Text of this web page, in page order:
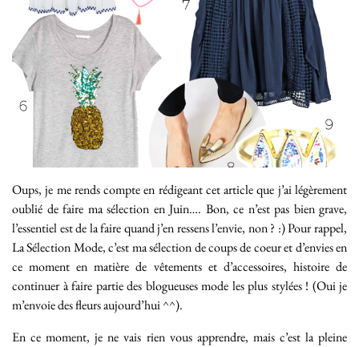
Oups, je me rends compte en rédigeant cet article que j’ai légèrement
oublié de faire ma sélection en Juin…. Bon, ce n’est pas bien grave,
l’essentiel est de la faire quand j’en ressens l’envie, non ? :) Pour rappel,
La Sélection Mode, c’est ma sélection de coups de coeur et d’envies en
ce moment en matière de vêtements et d’accessoires, histoire de
continuer à faire partie des blogueuses mode les plus stylées ! (Oui je
m’envoie des fleurs aujourd’hui ^^).
En ce moment, je ne vais rien vous apprendre, mais c’est la pleine